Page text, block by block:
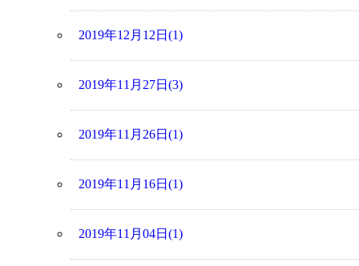
2019年12月12日(1)
2019年11月27日(3)
2019年11月26日(1)
2019年11月16日(1)
2019年11月04日(1)